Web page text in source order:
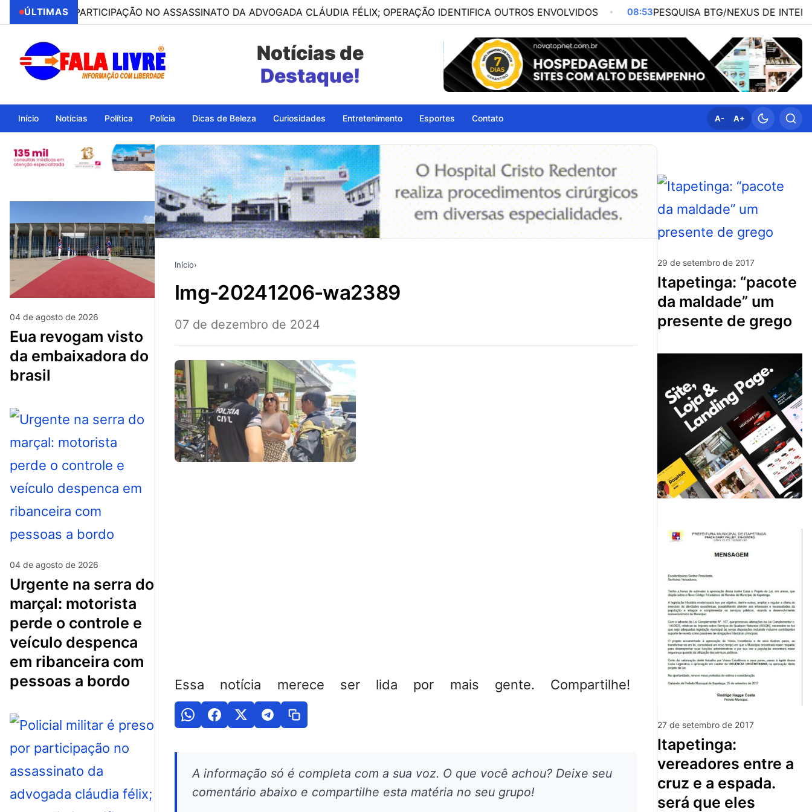
ÚLTIMAS
PARTICIPAÇÃO NO ASSASSINATO DA ADVOGADA CLÁUDIA FÉLIX; OPERAÇÃO IDENTIFICA OUTROS ENVOLVIDOS 08:53PESQUISA BTG/NEXUS DE INTENÇÃO DE
Notícias de
Itapetinga - BA
Início Notícias Política Polícia Dicas de Beleza Curiosidades Entretenimento Esportes Contato A- A+
04 de agosto de 2026
eua revogam visto
da embaixadora do
brasil
04 de agosto de 2026
urgente na serra do
marçal: motorista
perde o controle e
veículo despenca
em ribanceira com
pessoas a bordo
Início›
img-20241206-wa2389
07 de dezembro de 2024
Essa notícia merece ser lida por mais gente. Compartilhe!
A informação só é completa com a sua voz. O que você achou? Deixe seu
comentário abaixo e compartilhe esta matéria no seu grupo!
29 de setembro de 2017
itapetinga: “pacote
da maldade” um
presente de grego
27 de setembro de 2017
itapetinga:
vereadores entre a
cruz e a espada.
será que eles